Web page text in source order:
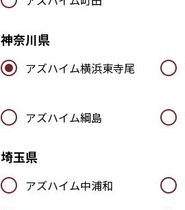
神奈川県
アズハイム横浜東寺尾
アズハイム綱島
埼玉県
アズハイム中浦和